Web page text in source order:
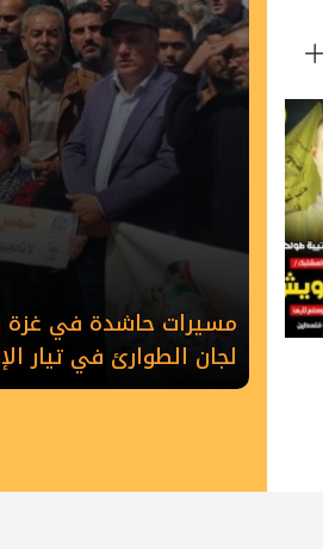
مسيرات حاشدة في غزة
لجان الطوارئ في تيار